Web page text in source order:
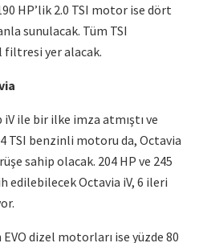
HP’lik 2.0 TSI motor ise dört
sunulacak. Tüm TSI
yer alacak.
ile bir ilke imza atmıştı ve
TSI benzinli motoru da, Octavia
sahip olacak. 204 HP ve 245
edilebilecek Octavia iV, 6 ileri
dizel motorları ise yüzde 80